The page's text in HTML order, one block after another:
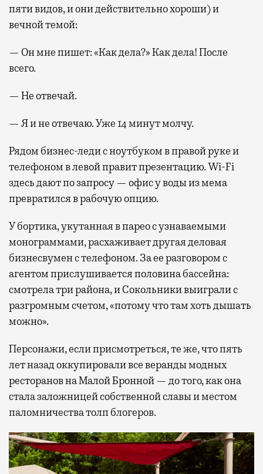
пяти видов, и они действительно хороши) и
вечной темой:
— Он мне пишет: «Как дела?» Как дела! После
всего.
— Не отвечай.
— Я и не отвечаю. Уже 14 минут молчу.
Рядом бизнес-леди с ноутбуком в правой руке и
телефоном в левой правит презентацию. Wi-Fi
здесь дают по запросу — офис у воды из мема
превратился в рабочую опцию.
У бортика, укутанная в парео с узнаваемыми
монограммами, расхаживает другая деловая
бизнесвумен с телефоном. За ее разговором с
агентом прислушивается половина бассейна:
смотрела три района, и Сокольники выиграли с
разгромным счетом, «потому что там хоть дышать
можно».
Персонажи, если присмотреться, те же, что пять
лет назад оккупировали все веранды модных
ресторанов на Малой Бронной — до того, как она
стала заложницей собственной славы и местом
паломничества толп блогеров.